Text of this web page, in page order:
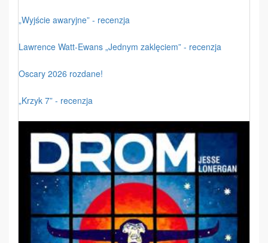
„Wyjście awaryjne” - recenzja
Lawrence Watt-Ewans „Jednym zaklęciem” - recenzja
Oscary 2026 rozdane!
„Krzyk 7” - recenzja